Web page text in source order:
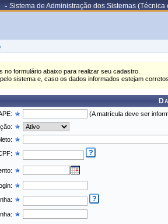
- Sistema de Administração dos Sistemas (Técnica
no formulário abaixo para realizar seu cadastro.
sistema e, caso os dados informados estejam
(A matrícula deve ser